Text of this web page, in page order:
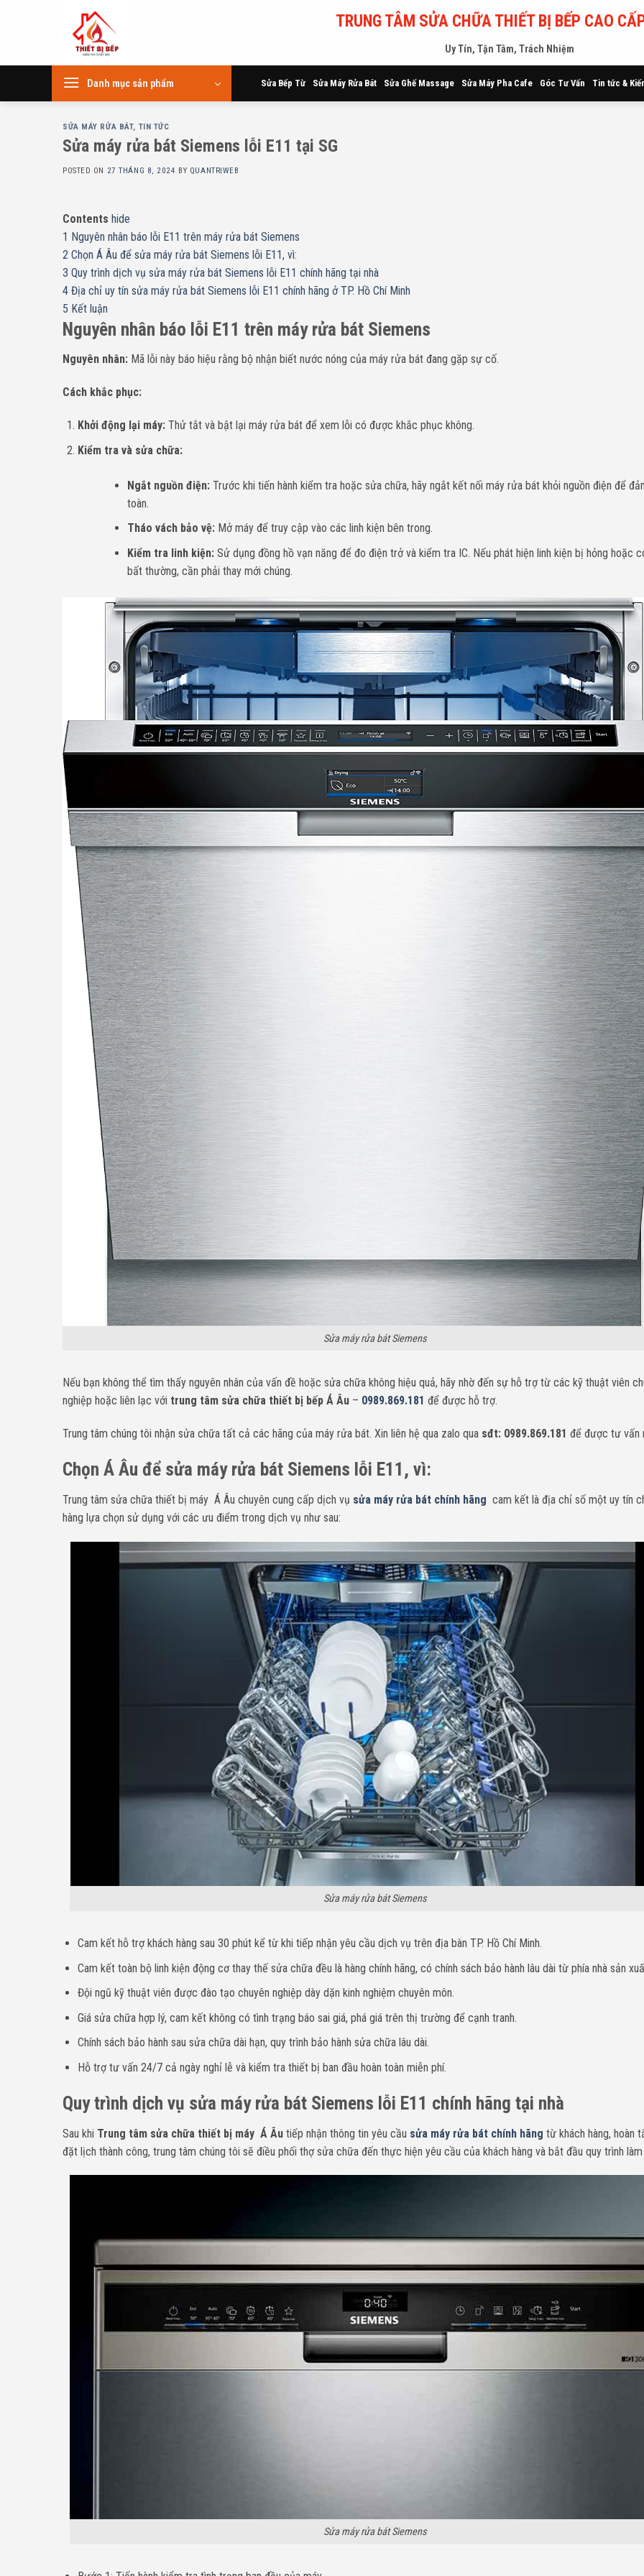
TRUNG TÂM SỬA CHỮA THIẾT BỊ BẾP CAO
Uy Tín, Tận Tâm, Trách Nhiệm
Danh mục sản phẩm Sửa Bếp Từ Sửa Máy Rửa Bát Sửa Ghế Massage Sửa Máy Pha Cafe Góc Tư Vấn Tin tức &
SỬA MÁY RỬA BÁT, TIN TỨC
Sửa máy rửa bát Siemens lỗi E11 tại SG
POSTED ON 27 THÁNG 8, 2024 BY QUANTRIWEB
Contents hide
1 Nguyên nhân báo lỗi E11 trên máy rửa bát Siemens
2 Chọn Á Âu để sửa máy rửa bát Siemens lỗi E11, vì:
3 Quy trình dịch vụ sửa máy rửa bát Siemens lỗi E11 chính hãng tại nhà
4 Địa chỉ uy tín sửa máy rửa bát Siemens lỗi E11 chính hãng ở TP. Hồ Chí Minh
5 Kết luận
Nguyên nhân báo lỗi E11 trên máy rửa bát Siemens
Nguyên nhân: Mã lỗi này báo hiệu rằng bộ nhận biết nước nóng của máy rửa bát đang gặp sự cố.
Cách khắc phục:
Khởi động lại máy:Thử tắt và bật lại máy rửa bát để xem lỗi có được khắc phục không.
Kiểm tra và sửa chữa:
Ngắt nguồn điện:Trước khi tiến hành kiểm tra hoặc sửa chữa, hãy ngắt kết nối máy rửa bát khỏi nguồn điện để
toàn.
Tháo vách bảo vệ:Mở máy để truy cập vào các linh kiện bên trong.
Kiểm tra linh kiện:Sử dụng đồng hồ vạn năng để đo điện trở và kiểm tra IC. Nếu phát hiện linh kiện bị hỏng hoặc
bất thường, cần phải thay mới chúng.
Sửa máy rửa bát Siemens
Nếu bạn không thể tìm thấy nguyên nhân của vấn đề hoặc sửa chữa không hiệu quả, hãy nhờ đến sự hỗ trợ từ các kỹ thuật viên
nghiệp hoặc liên lạc với trung tâm sửa chữa thiết bị bếp Á Âu – 0989.869.181 để được hỗ trợ.
Trung tâm chúng tôi nhận sửa chữa tất cả các hãng của máy rửa bát. Xin liên hệ qua zalo qua sđt: 0989.869.181 để được tư vấn
Chọn Á Âu để sửa máy rửa bát Siemens lỗi E11, vì:
Trung tâm sửa chữa thiết bị máy Á Âu chuyên cung cấp dịch vụ sửa máy rửa bát chính hãng cam kết là địa chỉ số một uy tín
hàng lựa chọn sử dụng với các ưu điểm trong dịch vụ như sau:
Sửa máy rửa bát Siemens
Cam kết hỗ trợ khách hàng sau 30 phút kể từ khi tiếp nhận yêu cầu dịch vụ trên địa bàn TP. Hồ Chí Minh.
Cam kết toàn bộ linh kiện động cơ thay thế sửa chữa đều là hàng chính hãng, có chính sách bảo hành lâu dài từ phía nhà sản
Đội ngũ kỹ thuật viên được đào tạo chuyên nghiệp dày dặn kinh nghiệm chuyên môn.
Giá sửa chữa hợp lý, cam kết không có tình trạng báo sai giá, phá giá trên thị trường để cạnh tranh.
Chính sách bảo hành sau sửa chữa dài hạn, quy trình bảo hành sửa chữa lâu dài.
Hỗ trợ tư vấn 24/7 cả ngày nghỉ lễ và kiểm tra thiết bị ban đầu hoàn toàn miễn phí.
Quy trình dịch vụ sửa máy rửa bát Siemens lỗi E11 chính hãng tại nhà
Sau khi Trung tâm sửa chữa thiết bị máy Á Âu tiếp nhận thông tin yêu cầu sửa máy rửa bát chính hãng từ khách hàng, hoàn
đặt lịch thành công, trung tâm chúng tôi sẽ điều phối thợ sửa chữa đến thực hiện yêu cầu của khách hàng và bắt đầu quy trình
Sửa máy rửa bát Siemens